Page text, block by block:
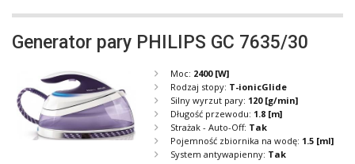
Generator pary PHILIPS GC 7635/30
Moc: 2400 [W]
Rodzaj stopy: T-ionicGlide
Silny wyrzut pary: 120 [g/min]
Długość przewodu: 1.8 [m]
Strażak - Auto-Off: Tak
Pojemność zbiornika na wodę: 1.5 [ml]
System antywapienny: Tak